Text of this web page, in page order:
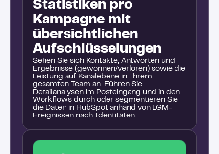
Statistiken pro
Kampagne mit
übersichtlichen
Aufschlüsselungen
Sehen Sie sich Kontakte, Antworten und
Ergebnisse (gewonnen/verloren) sowie die
Leistung auf Kanalebene in Ihrem
gesamten Team an. Führen Sie
Detailanalysen im Posteingang und in den
Workflows durch oder segmentieren Sie
die Daten in HubSpot anhand von LGM-
Ereignissen nach Identitäten.